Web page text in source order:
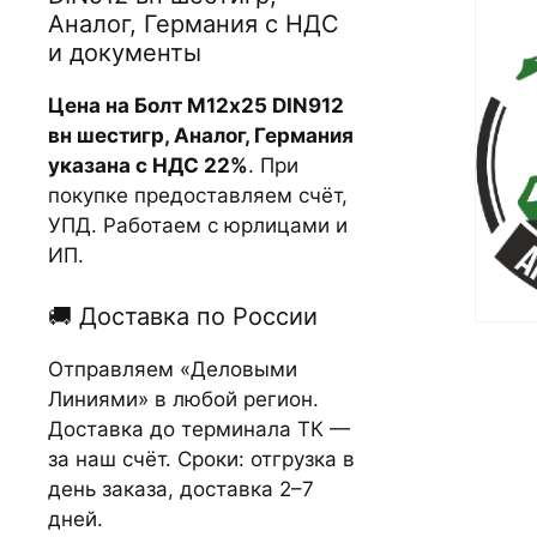
Аналог, Германия с НДС
и документы
Цена на Болт М12х25 DIN912
вн шестигр, Аналог, Германия
указана с НДС 22%. При
покупке предоставляем счёт,
УПД. Работаем с юрлицами и
ИП.
🚚 Доставка по России
Отправляем «Деловыми
Линиями» в любой регион.
Доставка до терминала ТК —
за наш счёт. Сроки: отгрузка в
день заказа, доставка 2–7
дней.